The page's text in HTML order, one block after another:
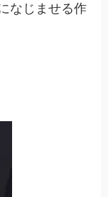
なじませる作